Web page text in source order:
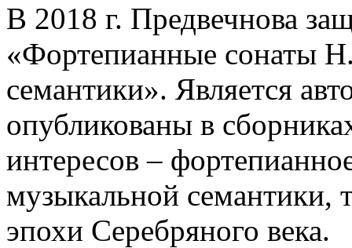
В 2018 г. Предвечнова
«Фортепианные сонаты
семантики». Является
опубликованы в
интересов –
музыкальной семантики,
эпохи Серебряного века.